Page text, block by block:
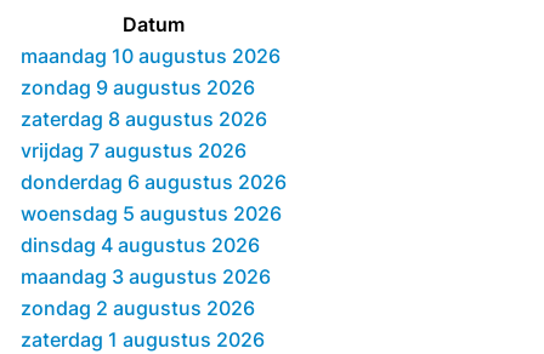
Datum
maandag 10 augustus 2026
zondag 9 augustus 2026
zaterdag 8 augustus 2026
vrijdag 7 augustus 2026
donderdag 6 augustus 2026
woensdag 5 augustus 2026
dinsdag 4 augustus 2026
maandag 3 augustus 2026
zondag 2 augustus 2026
zaterdag 1 augustus 2026